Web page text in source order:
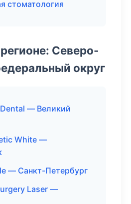
стоматология
Северо-
округ
— Великий
White —
— Санкт-Петербург
Laser —